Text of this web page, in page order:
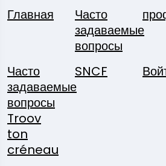
Главная
Часто
задаваемые
вопросы
Часто
задаваемые
вопросы
Troov
ton
créneau
SNCF